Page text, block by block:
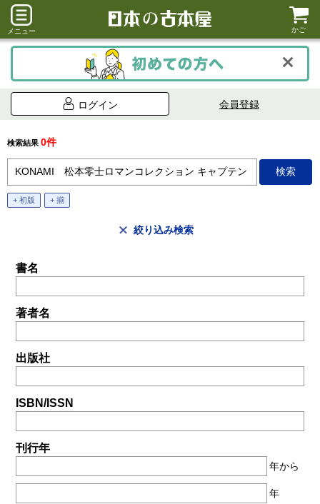
メニュー かご
ログイン 会員登録
検索結果 0件
+ 初版 + 揃
絞り込み検索
書名
著者名
出版社
ISBN/ISSN
刊行年
年から
年